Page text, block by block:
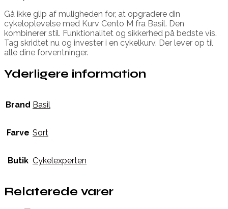
Gå ikke glip af muligheden for, at opgradere din
cykeloplevelse med Kurv Cento M fra Basil. Den
kombinerer stil. Funktionalitet og sikkerhed på bedste vis.
Tag skridtet nu og invester i en cykelkurv. Der lever op til
alle dine forventninger.
Yderligere information
Brand Basil
Farve Sort
Butik Cykelexperten
Relaterede varer